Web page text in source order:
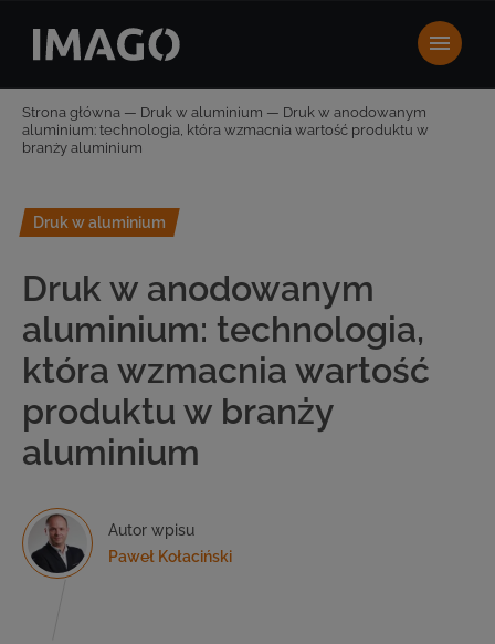
Strona główna — Druk w aluminium — Druk w anodowanym
aluminium: technologia, która wzmacnia wartość produktu w
branży aluminium
Druk w aluminium
Druk w anodowanym
aluminium: technologia,
która wzmacnia wartość
produktu w branży
aluminium
Autor wpisu
Paweł Kołaciński